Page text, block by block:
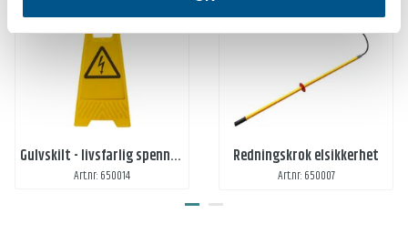
Gulvskilt - livsfarlig spenning
Art.nr: 650014
Redningskrok elsikkerhet
Art.nr: 650007